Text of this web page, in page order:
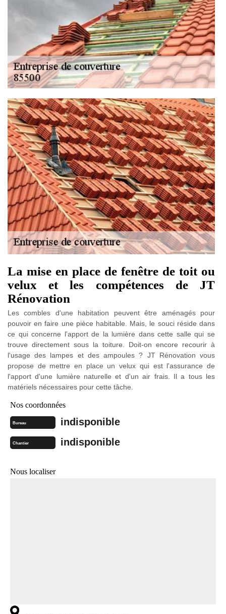
La mise en place de fenêtre de toit ou
velux et les compétences de JT
Rénovation
Les combles d'une habitation peuvent être aménagés pour
pouvoir en faire une pièce habitable. Mais, le souci réside dans
ce qui concerne l'apport de la lumière dans cette salle qui se
trouve directement sous la toiture. Doit-on encore recourir à
l'usage des lampes et des ampoules ? JT Rénovation vous
propose de mettre en place un velux qui est l'assurance de
l'apport d'une lumière naturelle et d'un air frais. Il a tous les
matériels nécessaires pour cette tâche.
Nos coordonnées
Bureau indisponible
Chantier indisponible
Nous localiser